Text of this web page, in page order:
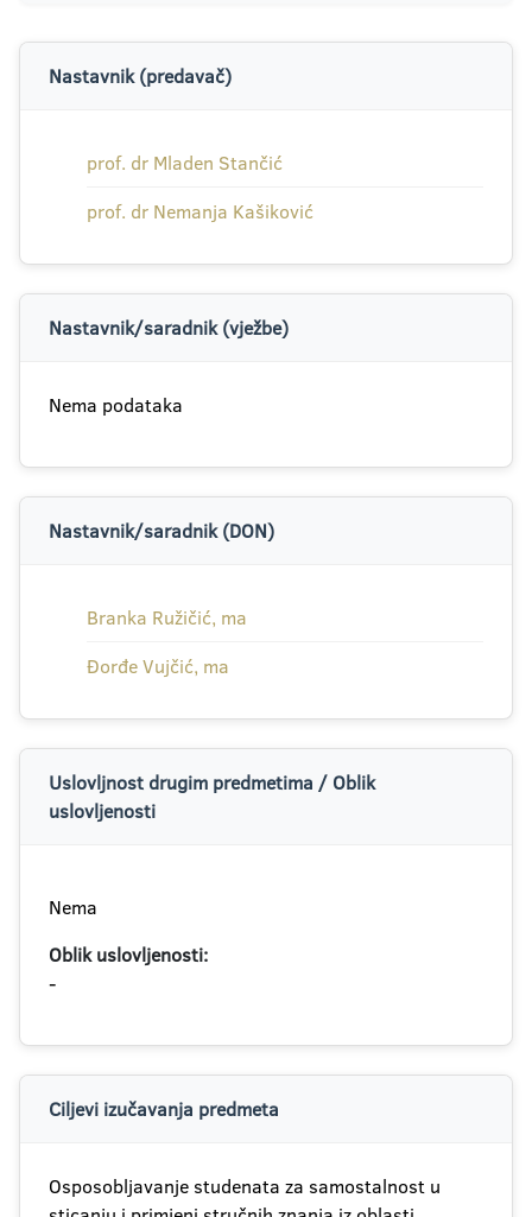
Nastavnik (predavač)
prof. dr Mladen Stančić
prof. dr Nemanja Kašiković
Nastavnik/saradnik (vježbe)
Nema podataka
Nastavnik/saradnik (DON)
Branka Ružičić, ma
Đorđe Vujčić, ma
Uslovljnost drugim predmetima / Oblik
uslovljenosti
Nema
Oblik uslovljenosti:
-
Ciljevi izučavanja predmeta
Osposobljavanje studenata za samostalnost u